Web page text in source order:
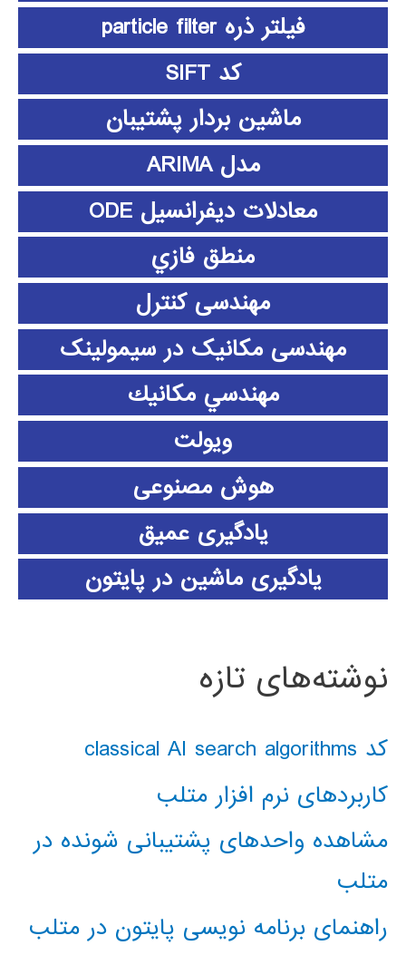
فیلتر ذره particle filter
کد SIFT
ماشین بردار پشتیبان
مدل ARIMA
معادلات دیفرانسیل ODE
منطق فازي
مهندسی کنترل
مهندسی مکانیک در سیمولینک
مهندسي مكانيك
ویولت
هوش مصنوعی
یادگیری عمیق
یادگیری ماشین در پایتون
نوشته‌های تازه
کد classical AI search algorithms
کاربردهای نرم افزار متلب
مشاهده واحدهای پشتیبانی شونده در
متلب
راهنمای برنامه نویسی پایتون در متلب